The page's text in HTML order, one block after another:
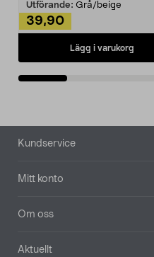
Utförande: Grå/beige
39,90
Lägg i varukorg
Sidfot
Kundservice
Mitt konto
Om oss
Aktuellt